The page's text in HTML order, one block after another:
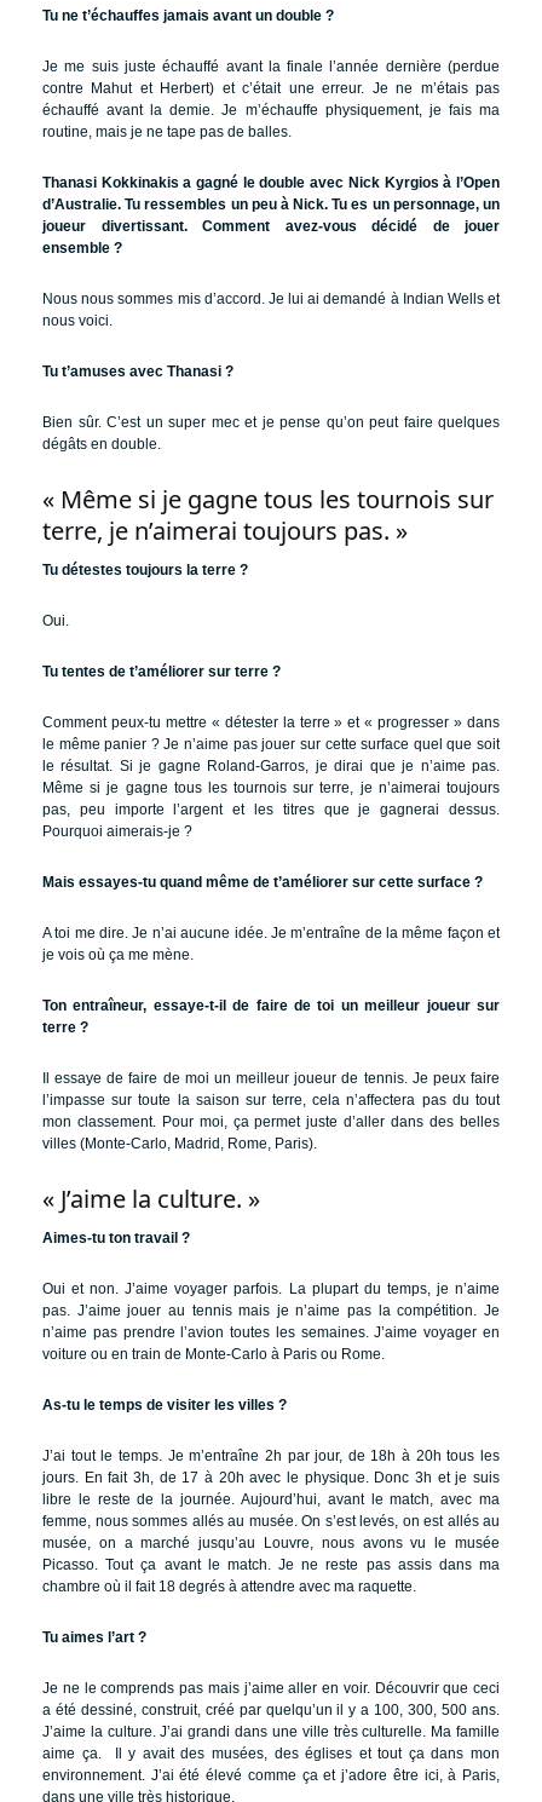
Tu ne t’échauffes jamais avant un double ?
Je me suis juste échauffé avant la finale l’année dernière (perdue
contre Mahut et Herbert) et c’était une erreur. Je ne m’étais pas
échauffé avant la demie. Je m’échauffe physiquement, je fais ma
routine, mais je ne tape pas de balles.
Thanasi Kokkinakis a gagné le double avec Nick Kyrgios à l’Open
d’Australie. Tu ressembles un peu à Nick. Tu es un personnage, un
joueur divertissant. Comment avez-vous décidé de jouer
ensemble ?
Nous nous sommes mis d’accord. Je lui ai demandé à Indian Wells et
nous voici.
Tu t’amuses avec Thanasi ?
Bien sûr. C’est un super mec et je pense qu’on peut faire quelques
dégâts en double.
« Même si je gagne tous les tournois sur
terre, je n’aimerai toujours pas. »
Tu détestes toujours la terre ?
Oui.
Tu tentes de t’améliorer sur terre ?
Comment peux-tu mettre « détester la terre » et « progresser » dans
le même panier ? Je n’aime pas jouer sur cette surface quel que soit
le résultat. Si je gagne Roland-Garros, je dirai que je n’aime pas.
Même si je gagne tous les tournois sur terre, je n’aimerai toujours
pas, peu importe l’argent et les titres que je gagnerai dessus.
Pourquoi aimerais-je ?
Mais essayes-tu quand même de t’améliorer sur cette surface ?
A toi me dire. Je n’ai aucune idée. Je m’entraîne de la même façon et
je vois où ça me mène.
Ton entraîneur, essaye-t-il de faire de toi un meilleur joueur sur
terre ?
Il essaye de faire de moi un meilleur joueur de tennis. Je peux faire
l’impasse sur toute la saison sur terre, cela n’affectera pas du tout
mon classement. Pour moi, ça permet juste d’aller dans des belles
villes (Monte-Carlo, Madrid, Rome, Paris).
« J’aime la culture. »
Aimes-tu ton travail ?
Oui et non. J’aime voyager parfois. La plupart du temps, je n’aime
pas. J’aime jouer au tennis mais je n’aime pas la compétition. Je
n’aime pas prendre l’avion toutes les semaines. J’aime voyager en
voiture ou en train de Monte-Carlo à Paris ou Rome.
As-tu le temps de visiter les villes ?
J’ai tout le temps. Je m’entraîne 2h par jour, de 18h à 20h tous les
jours. En fait 3h, de 17 à 20h avec le physique. Donc 3h et je suis
libre le reste de la journée. Aujourd’hui, avant le match, avec ma
femme, nous sommes allés au musée. On s’est levés, on est allés au
musée, on a marché jusqu’au Louvre, nous avons vu le musée
Picasso. Tout ça avant le match. Je ne reste pas assis dans ma
chambre où il fait 18 degrés à attendre avec ma raquette.
Tu aimes l’art ?
Je ne le comprends pas mais j’aime aller en voir. Découvrir que ceci
a été dessiné, construit, créé par quelqu’un il y a 100, 300, 500 ans.
J’aime la culture. J’ai grandi dans une ville très culturelle. Ma famille
aime ça. Il y avait des musées, des églises et tout ça dans mon
environnement. J’ai été élevé comme ça et j’adore être ici, à Paris,
dans une ville très historique.